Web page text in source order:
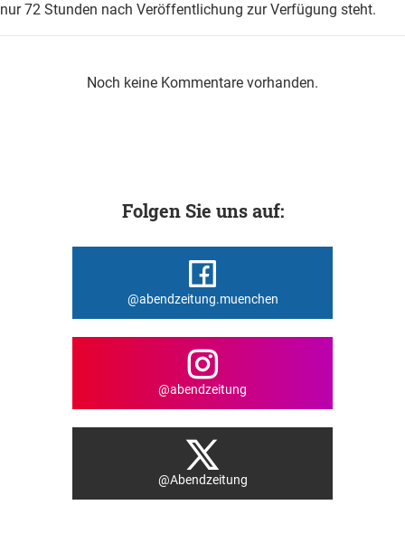
nur 72 Stunden nach Veröffentlichung zur Verfügung steht.
Noch keine Kommentare vorhanden.
Folgen Sie uns auf:
@abendzeitung.muenchen
@abendzeitung
@Abendzeitung